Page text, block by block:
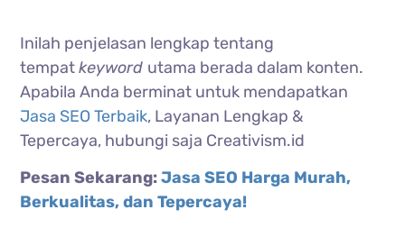
Inilah penjelasan lengkap tentang
tempatkeyword utama berada dalam konten.
Apabila Anda berminat untuk mendapatkan
Jasa SEO Terbaik, Layanan Lengkap &
Tepercaya, hubungi saja Creativism.id
Pesan Sekarang:Jasa SEO Harga Murah,
Berkualitas, dan Tepercaya!